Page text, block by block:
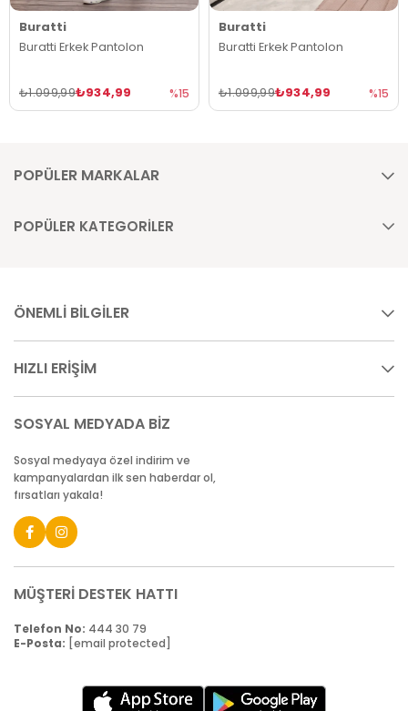
Buratti
Buratti Erkek Pantolon
₺934,99
₺1.099,99 %15
Buratti
Buratti Erkek Pantolon
₺934,99
₺1.099,99 %15
POPÜLER MARKALAR
POPÜLER KATEGORİLER
ÖNEMLİ BİLGİLER
HIZLI ERİŞİM
SOSYAL MEDYADA BİZ
Sosyal medyaya özel indirim ve
kampanyalardan ilk sen haberdar ol,
fırsatları yakala!
MÜŞTERİ DESTEK HATTI
Telefon No: 444 30 79
E-Posta: [email protected]